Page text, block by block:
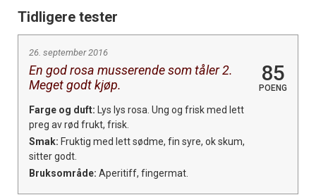
Tidligere tester
26. september 2016
En god rosa musserende som tåler 2.
Meget godt kjøp.
85
POENG
Farge og duft: Lys lys rosa. Ung og frisk med lett
preg av rød frukt, frisk.
Smak: Fruktig med lett sødme, fin syre, ok skum,
sitter godt.
Bruksområde: Aperitiff, fingermat.